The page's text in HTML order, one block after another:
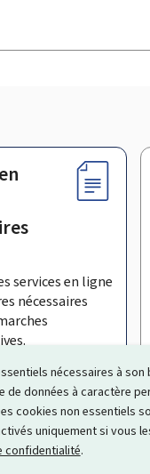
nécessaires à son
de données à caractère
cookies non essentiels
uniquement si vous
confidentialité.
services en ligne
nécessaires
S’inscrire à la
informationnel qui
proposés par les